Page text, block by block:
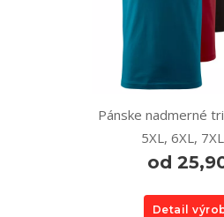
Pánske nadmerné
5XL, 6XL,
od
Detail